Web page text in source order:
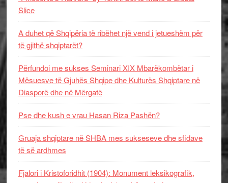
Slice
A duhet që Shqipëria të ribëhet një vend i jetueshëm për
të gjithë shqiptarët?
Përfundoi me sukses Seminari XIX Mbarëkombëtar i
Mësuesve të Gjuhës Shqipe dhe Kulturës Shqiptare në
Diasporë dhe në Mërgatë
Pse dhe kush e vrau Hasan Riza Pashën?
Gruaja shqiptare në SHBA mes sukseseve dhe sfidave
të së ardhmes
Fjalori i Kristoforidhit (1904): Monument leksikografik,